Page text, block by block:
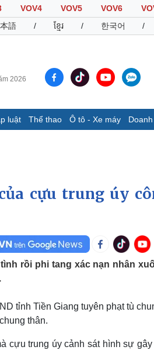
VOV4 VOV5 VOV6
語 / ខ្មែរ / 한국어 /
2026
luật Thể thao Ô tô - Xe máy
Infographic
đá
Ô tô - Xe máy
Xe máy
Nghệ sĩ
cựu trung úy
rồi phi tang xác nạn nhân
tỉnh Tiền Giang tuyên phạt tù
thân.
cựu trung úy cảnh sát hình sự gây